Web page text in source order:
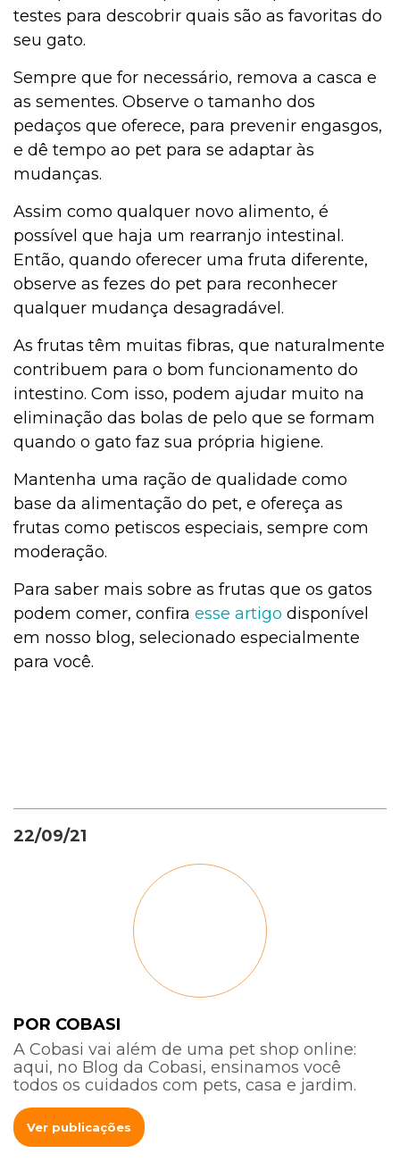
testes para descobrir quais são as favoritas do
seu gato.
Sempre que for necessário, remova a casca e
as sementes. Observe o tamanho dos
pedaços que oferece, para prevenir engasgos,
e dê tempo ao pet para se adaptar às
mudanças.
Assim como qualquer novo alimento, é
possível que haja um rearranjo intestinal.
Então, quando oferecer uma fruta diferente,
observe as fezes do pet para reconhecer
qualquer mudança desagradável.
As frutas têm muitas fibras, que naturalmente
contribuem para o bom funcionamento do
intestino. Com isso, podem ajudar muito na
eliminação das bolas de pelo que se formam
quando o gato faz sua própria higiene.
Mantenha uma ração de qualidade como
base da alimentação do pet, e ofereça as
frutas como petiscos especiais, sempre com
moderação.
Para saber mais sobre as frutas que os gatos
podem comer, confira esse artigo disponível
em nosso blog, selecionado especialmente
para você.
22/09/21
POR COBASI
A Cobasi vai além de uma pet shop online:
aqui, no Blog da Cobasi, ensinamos você
todos os cuidados com pets, casa e jardim.
Ver publicações